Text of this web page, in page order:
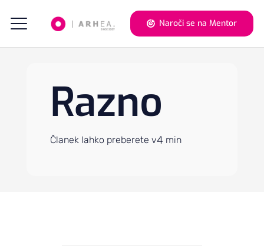
Naroči se na Mentor
Razno
Članek lahko preberete v4 min